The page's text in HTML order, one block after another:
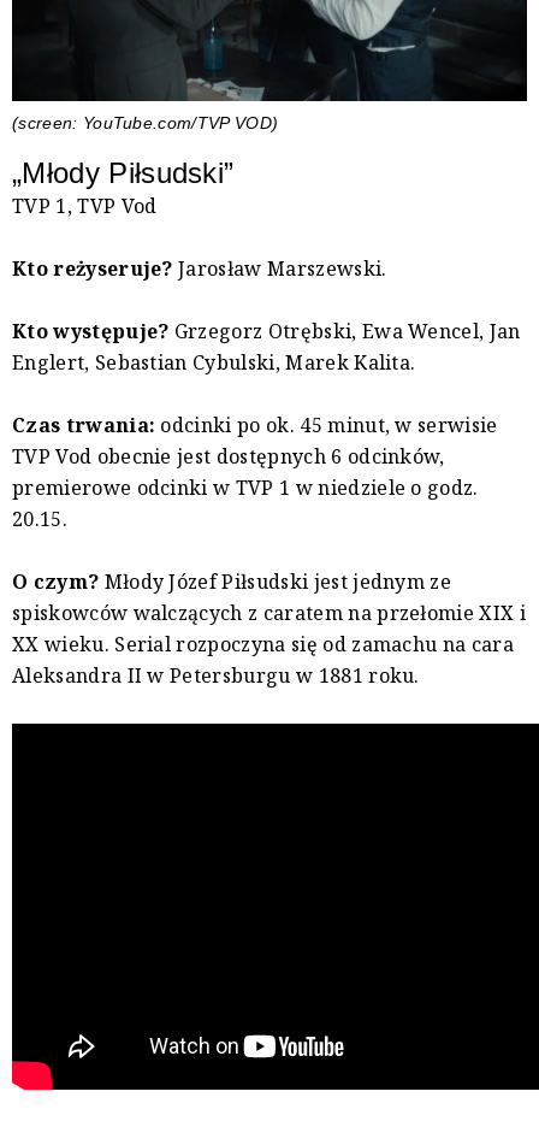
(screen: YouTube.com/TVP VOD)
„Młody Piłsudski”
TVP 1, TVP Vod
Kto reżyseruje? Jarosław Marszewski.
Kto występuje? Grzegorz Otrębski, Ewa Wencel, Jan
Englert, Sebastian Cybulski, Marek Kalita.
Czas trwania: odcinki po ok. 45 minut, w serwisie
TVP Vod obecnie jest dostępnych 6 odcinków,
premierowe odcinki w TVP 1 w niedziele o godz.
20.15.
O czym? Młody Józef Piłsudski jest jednym ze
spiskowców walczących z caratem na przełomie XIX i
XX wieku. Serial rozpoczyna się od zamachu na cara
Aleksandra II w Petersburgu w 1881 roku.